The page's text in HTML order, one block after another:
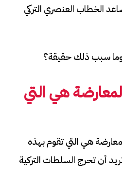
الخطاب العنصري التركي
وما سبب ذلك حقيقة؟
هي التي
هي التي تقوم بهذه
أن تحرج السلطات التركية